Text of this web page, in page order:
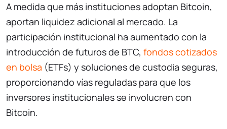
A medida que más instituciones adoptan Bitcoin,
aportan liquidez adicional al mercado. La
participación institucional ha aumentado con la
introducción de futuros de BTC, fondos cotizados
en bolsa (ETFs) y soluciones de custodia seguras,
proporcionando vías reguladas para que los
inversores institucionales se involucren con
Bitcoin.